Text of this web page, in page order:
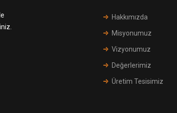
Hakkımızda
Misyonumuz
Vizyonumuz
Değerlerimiz
Üretim Tesisimiz